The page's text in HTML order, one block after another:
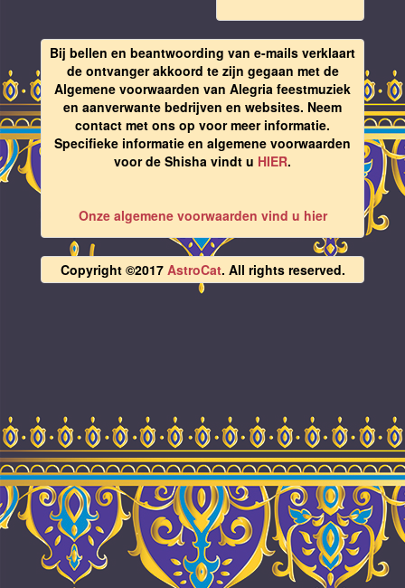
Bij bellen en beantwoording van e-mails verklaart
de ontvanger akkoord te zijn gegaan met de
Algemene voorwaarden van Alegria feestmuziek
en aanverwante bedrijven en websites. Neem
contact met ons op voor meer informatie.
Specifieke informatie en algemene voorwaarden
voor de Shisha vindt u HIER.
Onze algemene voorwaarden vind u hier
Copyright ©2017 AstroCat. All rights reserved.